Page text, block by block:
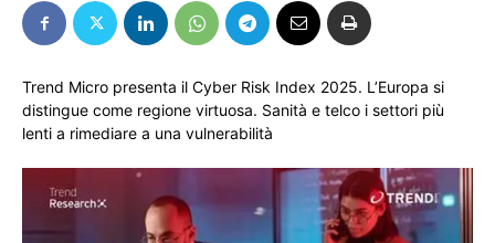
Trend Micro presenta il Cyber Risk Index 2025. L’Europa si
distingue come regione virtuosa. Sanità e telco i settori più
lenti a rimediare a una vulnerabilità